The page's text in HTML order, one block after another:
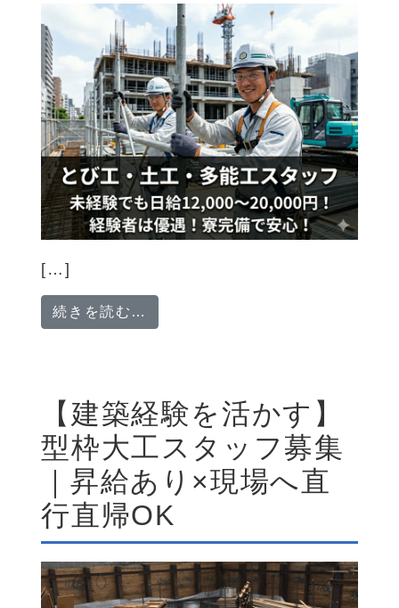
[…]
続きを読む…
【建築経験を活かす】
型枠大工スタッフ募集
｜昇給あり×現場へ直
行直帰OK